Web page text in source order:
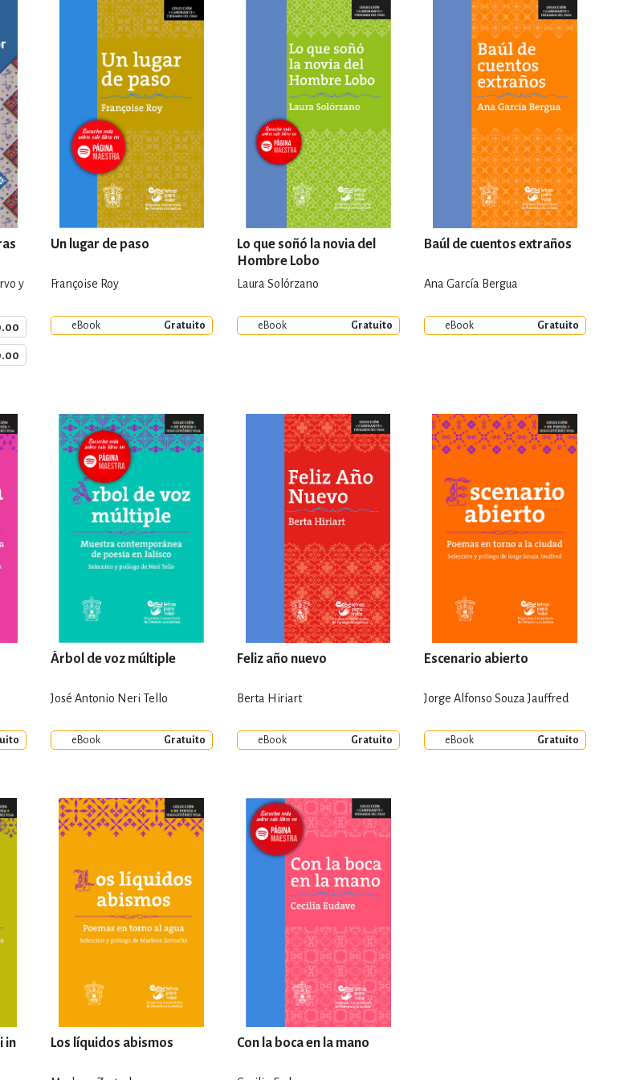
DE OCIO AL AIRE LIBRE DERECHO
EMPRESA Y GESTIÓN
Y OCIO FICCIÓN Y TEMAS AFINES
HISTORIA Y ARQUEOLOGÍA
DIDÁCTICOS LENGUAJE Y LINGÜÍSTICA
DE CÓMICS, DIBUJOS ANIMADOS
Y DESARROLLO PERSONAL
Y CIENCIAS SOCIALES
INGENIERÍA, AGRICULTURA
y
Un lugar de paso
Françoise Roy
eBook Gratuito
Lo que soñó la novia del
Hombre Lobo
Laura Solórzano
eBook Gratuito
Baúl de cuentos extraños
Ana García Bergua
eBook Gratuito
Árbol de voz múltiple
José Antonio Neri Tello
eBook Gratuito
Feliz año nuevo
Berta Hiriart
eBook Gratuito
Escenario abierto
Jorge Alfonso Souza Jauffred
eBook Gratuito
in
Los líquidos abismos Con la boca en la mano